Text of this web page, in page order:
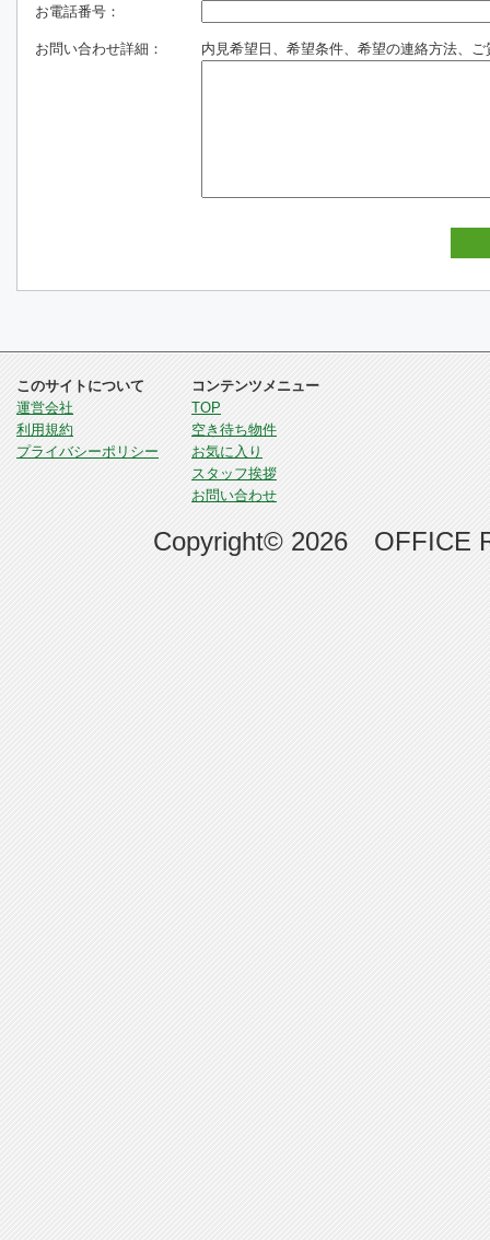
お電話番号：
お問い合わせ詳細： 内見希望日、希望条件、希望の連絡方法、ご
このサイトについて
運営会社
利用規約
プライバシーポリシー
コンテンツメニュー
TOP
空き待ち物件
お気に入り
スタッフ挨拶
お問い合わせ
Copyright© 2026 OFFICE